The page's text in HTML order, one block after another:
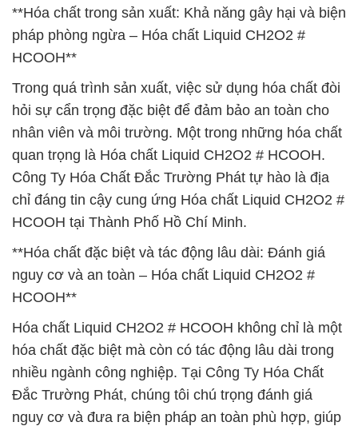
**Hóa chất trong sản xuất: Khả năng gây hại và biện
pháp phòng ngừa – Hóa chất Liquid CH2O2 #
HCOOH**
Trong quá trình sản xuất, việc sử dụng hóa chất đòi
hỏi sự cẩn trọng đặc biệt để đảm bảo an toàn cho
nhân viên và môi trường. Một trong những hóa chất
quan trọng là Hóa chất Liquid CH2O2 # HCOOH.
Công Ty Hóa Chất Đắc Trường Phát tự hào là địa
chỉ đáng tin cậy cung ứng Hóa chất Liquid CH2O2 #
HCOOH tại Thành Phố Hồ Chí Minh.
**Hóa chất đặc biệt và tác động lâu dài: Đánh giá
nguy cơ và an toàn – Hóa chất Liquid CH2O2 #
HCOOH**
Hóa chất Liquid CH2O2 # HCOOH không chỉ là một
hóa chất đặc biệt mà còn có tác động lâu dài trong
nhiều ngành công nghiệp. Tại Công Ty Hóa Chất
Đắc Trường Phát, chúng tôi chú trọng đánh giá
nguy cơ và đưa ra biện pháp an toàn phù hợp, giúp